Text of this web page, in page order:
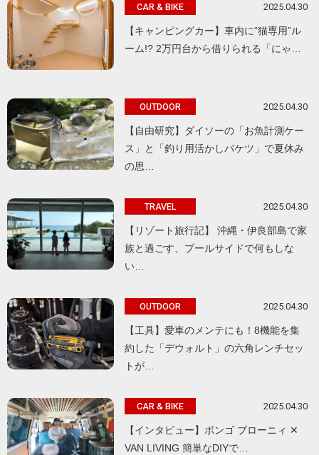
CAR & BIKE 2025.04.30
【キャンピングカー】車内に“猫専用”ル
ーム!? 2万円台から借りられる「にゃ…
OUTDOOR 2025.04.30
【自由研究】ダイソーの「お魚計測ケー
ス」と「釣り用活かしバケツ」で夏休み
の思…
TRAVEL 2025.04.30
【リゾート旅行記】 沖縄・伊良部島で家
族と過ごす、プールサイドで何もしな
い…
OUTDOOR 2025.04.30
【工具】愛車のメンテにも！8機能を集
約した「デウォルト」の六角レンチセッ
トが…
CAR & BIKE 2025.04.30
【インタビュー】ボンゴ ブローニィ ✕
VAN LIVING 簡単なDIYで…